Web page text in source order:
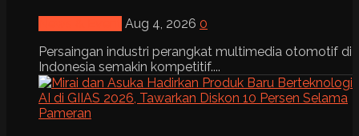
Aug 4, 2026 0
Persaingan industri perangkat multimedia otomotif di
Indonesia semakin kompetitif....